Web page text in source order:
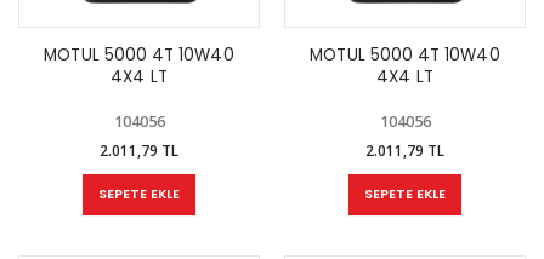
MOTUL 5000 4T 10W40
4X4 LT
104056
2.011,79 TL
SEPETE EKLE
MOTUL 5000 4T 10W40
4X4 LT
104056
2.011,79 TL
SEPETE EKLE